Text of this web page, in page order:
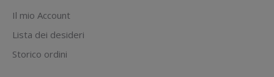
Il mio Account
Lista dei desideri
Storico ordini